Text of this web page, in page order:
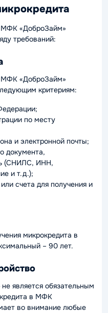
МФК «ДоброЗайм»
требований:
МФК «ДоброЗайм»
критериям:
по месту
и электронной почты;
документа,
(СНИЛС, ИНН,
и т.д.);
счета для получения и
микрокредита в
– 90 лет.
является обязательным
в МФК
во внимание любые